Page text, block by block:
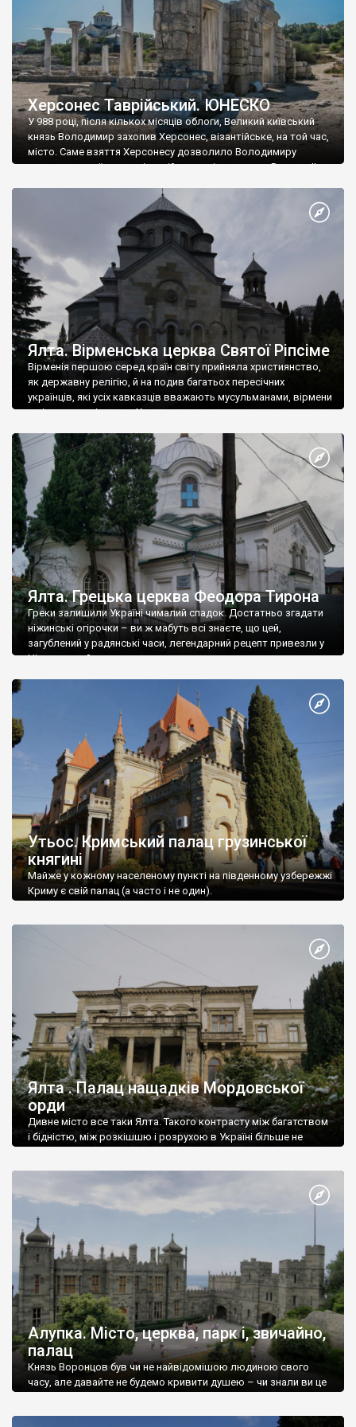
Херсонес Таврійський. ЮНЕСКО
У 988 році, після кількох місяців облоги, Великий київський
князь Володимир захопив Херсонес, візантійське, на той час,
місто. Саме взяття Херсонесу дозволило Володимиру
диктувати свої умови візантійському імператору Василю ІІ, та
Херсонесі Володимир-язичник, став Василем-християнином.
А потім було Хрещення Русі. На честь Херсонесу Таврійського
Ялта. Вірменська церква Святої Ріпсіме
Вірменія першою серед країн світу прийняла християнство,
як державну релігію, й на подив багатьох пересічних
українців, які усіх кавказців вважають мусульманами, вірмени
є відданими вірянами Христа
Ялта. Грецька церква Феодора Тирона
Греки залишили Україні чималий спадок. Достатньо згадати
ніжинські огірочки – ви ж мабуть всі знаєте, що цей,
загублений у радянські часи, легендарний рецепт привезли у
Ніжин греки?
Утьос. Кримський палац грузинської
княгині
Майже у кожному населеному пункті на південному узбережжі
Криму є свій палац (а часто і не один).
Ялта . Палац нащадків Мордовської
орди
Дивне місто все таки Ялта. Такого контрасту між багатством
і бідністю, між розкішшю і розрухою в Україні більше не
Алупка. Місто, церква, парк і, звичайно,
палац
Князь Воронцов був чи не найвідомішою людиною свого
часу, але давайте не будемо кривити душею – чи знали ви це